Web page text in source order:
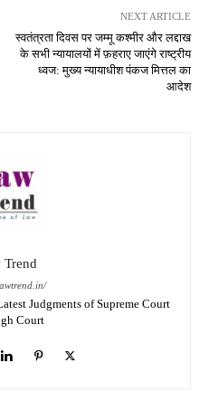
NEXT ARTICLE
स्वतंत्रता दिवस पर जम्मू कश्मीर और लद्दाख
के सभी न्यायालयों में फ़हराए जाएंगे राष्ट्रीय
ध्वज: मुख्य न्यायाधीश पंकज मित्तल का
आदेश
Trend
Judgments of Supreme Court
Court